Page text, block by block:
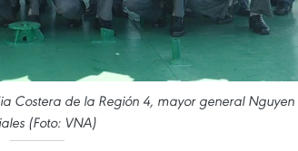
Costera de la Región 4, mayor general Nguyen
(Foto: VNA)